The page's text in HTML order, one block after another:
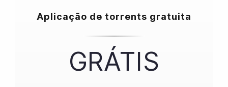
Aplicação de torrents gratuita
GRÁTIS